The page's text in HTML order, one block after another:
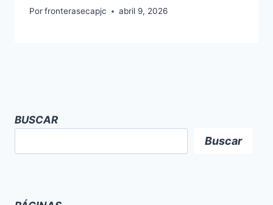
Porfronterasecapjc abril 9, 2026
BUSCAR
Buscar